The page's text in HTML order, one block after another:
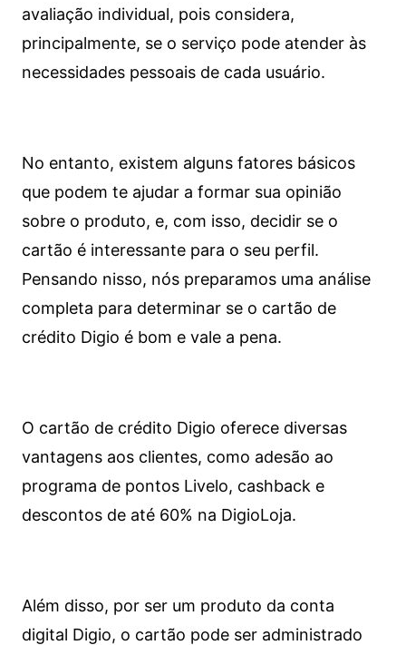
avaliação individual, pois considera,
principalmente, se o serviço pode atender às
necessidades pessoais de cada usuário.
No entanto, existem alguns fatores básicos
que podem te ajudar a formar sua opinião
sobre o produto, e, com isso, decidir se o
cartão é interessante para o seu perfil.
Pensando nisso, nós preparamos uma análise
completa para determinar se o cartão de
crédito Digio é bom e vale a pena.
O cartão de crédito Digio oferece diversas
vantagens aos clientes, como adesão ao
programa de pontos Livelo, cashback e
descontos de até 60% na DigioLoja.
Além disso, por ser um produto da conta
digital Digio, o cartão pode ser administrado